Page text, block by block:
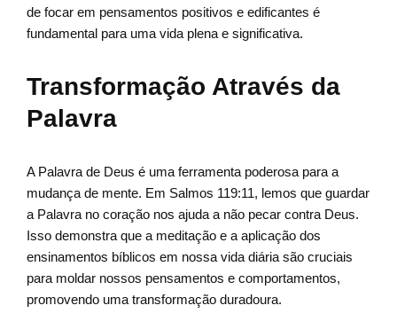
de focar em pensamentos positivos e edificantes é
fundamental para uma vida plena e significativa.
Transformação Através da
Palavra
A Palavra de Deus é uma ferramenta poderosa para a
mudança de mente. Em Salmos 119:11, lemos que guardar
a Palavra no coração nos ajuda a não pecar contra Deus.
Isso demonstra que a meditação e a aplicação dos
ensinamentos bíblicos em nossa vida diária são cruciais
para moldar nossos pensamentos e comportamentos,
promovendo uma transformação duradoura.